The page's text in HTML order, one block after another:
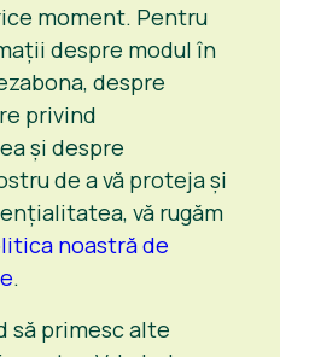
moment. Pentru
despre modul în
despre
privind
și despre
de a vă proteja și
vă rugăm
noastră de
.
să primesc alte